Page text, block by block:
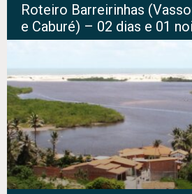
Roteiro Barreirinhas
e Caburé) – 02 dias e 01